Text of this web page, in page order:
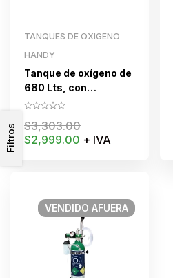
Filtros
TANQUES DE OXIGENO
HANDY
Tanque de oxígeno de
680 Lts, con
accesorios, carro
oxígeno)
$3,303.00
$2,999.00 + IVA
VENDIDO AFUERA